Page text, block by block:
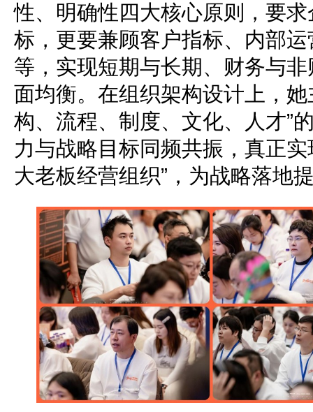
性、明确性四大核心原则，要
标，更要兼顾客户指标、内部
等，实现短期与长期、财务与
面均衡。在组织架构设计上，她
构、流程、制度、文化、人才”
力与战略目标同频共振，真正
大老板经营组织”，为战略落地